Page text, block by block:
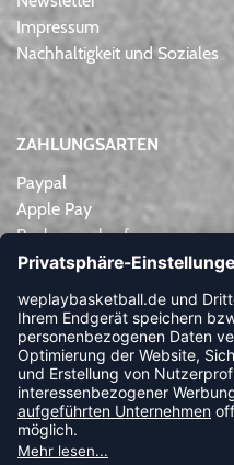
Impressum
Nachhaltigkeit und Soziales
ZAHLUNGSARTEN
Paypal
Apple Pay
Rechnungskauf
Lastschrift
Kreditkarte
Vorkasse
NEWSLETTER